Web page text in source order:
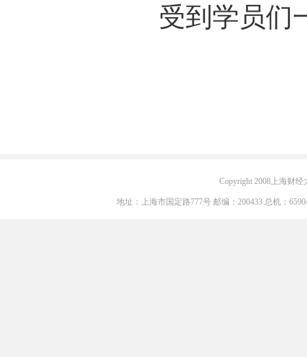
受到学员们
Copyright 2008上海财经
地址：上海市国定路777号 邮编：200433 总机：